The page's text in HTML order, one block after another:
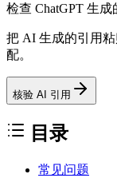
检查 ChatGPT 生
把 AI 生成的引用
配。
核验 AI 引用
目录
常见问题